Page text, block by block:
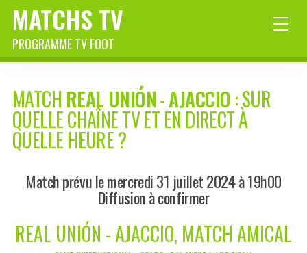
MATCHS TV
PROGRAMME TV FOOT
MATCH REAL UNIÓN-AJACCIO: SUR
QUELLE CHAÎNE TV ET EN DIRECT À
QUELLE HEURE ?
Match prévu le mercredi 31 juillet 2024 à 19h00
Diffusion à confirmer
REAL UNIÓN - AJACCIO, MATCH AMICAL